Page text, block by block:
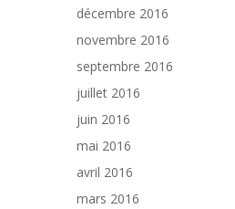
décembre 2016
novembre 2016
septembre 2016
juillet 2016
juin 2016
mai 2016
avril 2016
mars 2016